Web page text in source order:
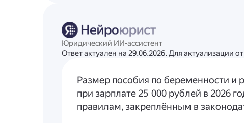
Юридический ИИ-ассистент
Ответ актуален на 29.06.2026. Для актуализации
Размер пособия по беременности и
при зарплате 25 000 рублей в 2026
правилам, закреплённым в